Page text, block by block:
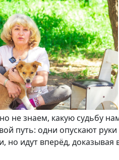
не знаем, какую судьбу
путь: одни опускают
идут вперёд, доказывая